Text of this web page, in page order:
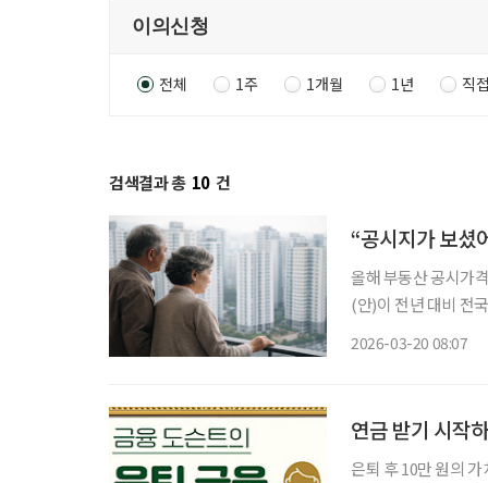
전체 1주 1개월 1년 직
검색결과 총 10 건
“공시지가 보셨
올해 부동산 공시가
(안)이 전년 대비 전
2026-03-20 08:07
연금 받기 시작
은퇴 후 10만 원의